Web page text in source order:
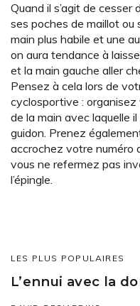
Quand il s’agit de
ses poches de maillot ou
main plus habile et une
on aura tendance à
et la main gauche aller
Pensez à cela lors de
cyclosportive :
de la main avec laquelle
guidon. Prenez
accrochez votre numéro
vous ne refermez pas
l’épingle.
LES PLUS POPULAIRES
L’ennui avec la